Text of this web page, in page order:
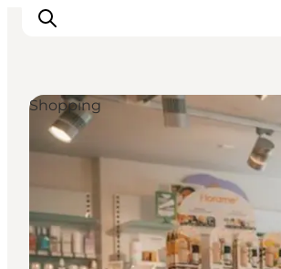
Erleben
Städte und Orte
Events
Essen
Unterkunft
Shopping